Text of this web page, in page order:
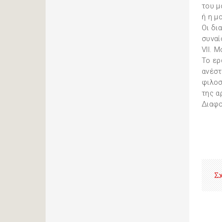
του
ή η
Οι
VII.
Το
της